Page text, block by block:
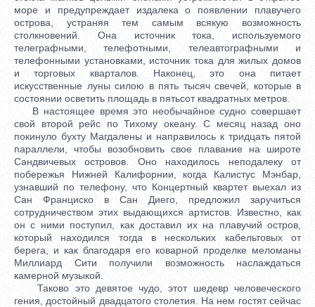
море и предупреждает издалека о появлении плавучего
острова, устраняя тем самым всякую возможность
столкновений. Она источник тока, используемого
телеграфными, телефотными, телеавтографными и
телефонными установками, источник тока для жилых домов
и торговых кварталов. Наконец, это она питает
искусственные луны силою в пять тысяч свечей, которые в
состоянии осветить площадь в пятьсот квадратных метров.
В настоящее время это необычайное судно совершает
свой второй рейс по Тихому океану. С месяц назад оно
покинуло бухту Магдалены и направилось к тридцать пятой
параллели, чтобы возобновить свое плавание на широте
Сандвичевых островов. Оно находилось неподалеку от
побережья Нижней Калифорнии, когда Калистус Мэнбар,
узнавший по телефону, что Концертный квартет выехал из
Сан Франциско в Сан Диего, предложил заручиться
сотрудничеством этих выдающихся артистов. Известно, как
он с ними поступил, как доставил их на плавучий остров,
который находился тогда в нескольких кабельтовых от
берега, и как благодаря его коварной проделке меломаны
Миллиард Сити получили возможность наслаждаться
камерной музыкой.
Таково это девятое чудо, этот шедевр человеческого
гения, достойный двадцатого столетия. На нем гостят сейчас